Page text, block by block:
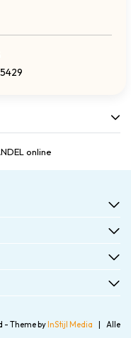
online
- Theme byInStijl Media |
Alle